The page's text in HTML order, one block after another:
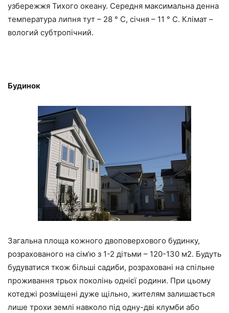
узбережжя Тихого океану. Середня максимальна денна
температура липня тут – 28 ° С, січня – 11 ° С. Клімат –
вологий субтропічний.
Будинок
Загальна площа кожного двоповерхового будинку,
розрахованого на сім’ю з 1-2 дітьми – 120-130 м2. Будуть
будуватися ткож більші садиби, розраховані на спільне
проживання трьох поколінь однієї родини. При цьому
котеджі розміщені дуже щільно, жителям залишається
лише трохи землі навколо під одну-дві клумби або